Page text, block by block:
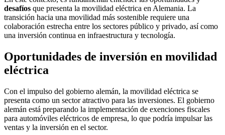
desafíos que presenta la movilidad eléctrica en Alemania. La
transición hacia una movilidad más sostenible requiere una
colaboración estrecha entre los sectores público y privado, así como
una inversión continua en infraestructura y tecnología.
Oportunidades de inversión en movilidad
eléctrica
Con el impulso del gobierno alemán, la movilidad eléctrica se
presenta como un sector atractivo para las inversiones. El gobierno
alemán está preparando la implementación de exenciones fiscales
para automóviles eléctricos de empresa, lo que podría impulsar las
ventas y la inversión en el sector.